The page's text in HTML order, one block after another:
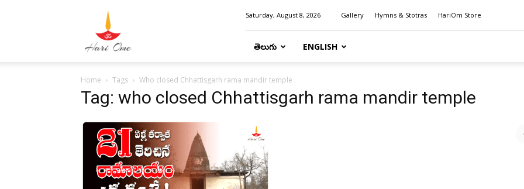
Saturday, August 8, 2026 Gallery Hymns & Stotras HariOm Store
తెలుగు ENGLISH
Home Tags Who closed Chhattisgarh rama mandir temple
Tag: who closed Chhattisgarh rama mandir temple